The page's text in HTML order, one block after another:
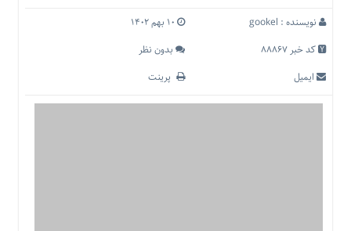
منوی
خانه
اقتصادی
اجتماعی
نویسنده : gookel
کد خبر 88867
بدون نظر
ایمیل
پرینت